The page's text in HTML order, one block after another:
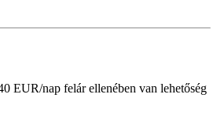
EUR/nap felár ellenében van lehetőség